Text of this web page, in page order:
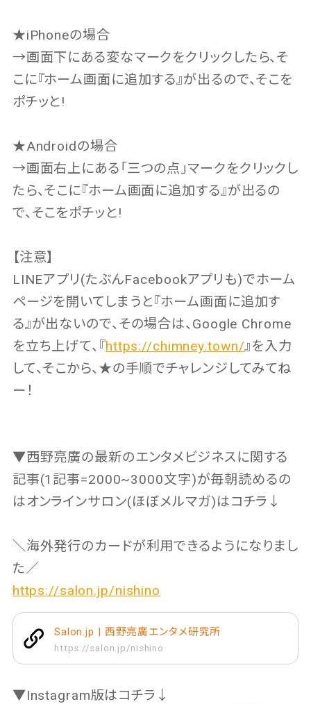
★iPhoneの場合
→画面下にある変なマークをクリックしたら、そ
こに『ホーム画面に追加する』が出るので、そこを
ポチッと!
★Androidの場合
→画面右上にある「三つの点」マークをクリックし
たら、そこに『ホーム画面に追加する』が出るの
で、そこをポチッと!
【注意】
LINEアプリ(たぶんFacebookアプリも)でホーム
ページを開いてしまうと『ホーム画面に追加す
る』が出ないので、その場合は、Google Chrome
を立ち上げて、『https://chimney.town/』を入力
して、そこから、★の手順でチャレンジしてみてね
ー！
▼西野亮廣の最新のエンタメビジネスに関する
記事(1記事=2000~3000文字)が毎朝読めるの
はオンラインサロン(ほぼメルマガ)はコチラ↓
＼海外発行のカードが利用できるようになりまし
た／
https://salon.jp/nishino
Salon.jp | 西野亮廣エンタメ研究所
https://salon.jp/nishino
▼Instagram版はコチラ↓